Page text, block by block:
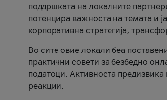
поддршката на локалните
потенцира важноста на темата и
корпоративна стратегија,
Во сите овие локали беа
практични совети за безбедно
податоци. Активноста
реакции.